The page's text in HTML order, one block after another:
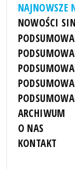
NAJNOWSZE
NOWOŚCI
ARCHIWUM
O NAS
KONTAKT